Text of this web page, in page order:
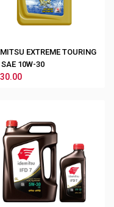
EXTREME TOURING
10W-30